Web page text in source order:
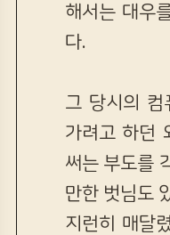
해서는 대우
다.
그 당시의
가려고 하던
써는 부도를
만한 벗님도
지런히 매달